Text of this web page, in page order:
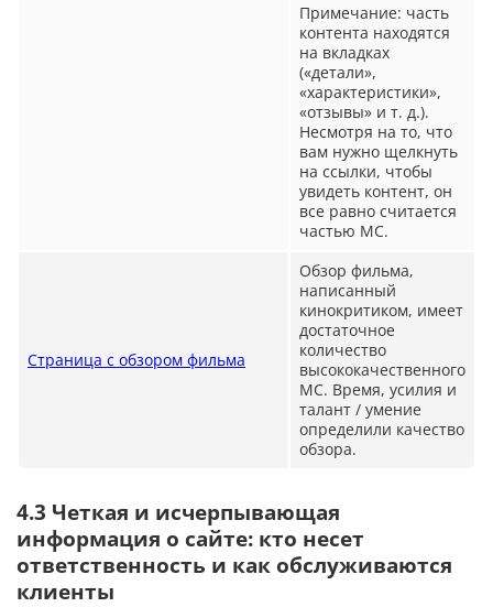
Примечание: часть
контента находятся
на вкладках
(«детали»,
«характеристики»,
«отзывы» и т. д.).
Несмотря на то, что
вам нужно щелкнуть
на ссылки, чтобы
увидеть контент, он
все равно считается
частью MC.
Страница с обзором фильма
Обзор фильма,
написанный
кинокритиком, имеет
достаточное
количество
высококачественного
MC. Время, усилия и
талант / умение
определили качество
обзора.
4.3 Четкая и исчерпывающая
информация о сайте: кто несет
ответственность и как обслуживаются
клиенты